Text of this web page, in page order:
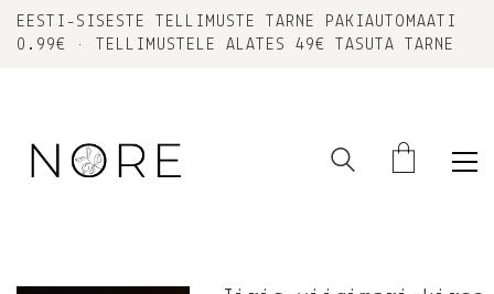
EESTI-SISESTE TELLIMUSTE TARNE PAKIAUTOMAATI
0.99€ • TELLIMUSTELE ALATES 49€ TASUTA TARNE